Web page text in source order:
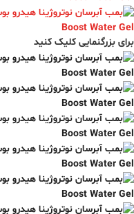
برای بزرگنمایی کلیک کنید